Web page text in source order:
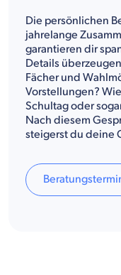
Die persönlichen
jahrelange
garantieren dir
Details
Fächer und
Vorstellungen?
Schultag oder
Nach diesem
steigerst du deine